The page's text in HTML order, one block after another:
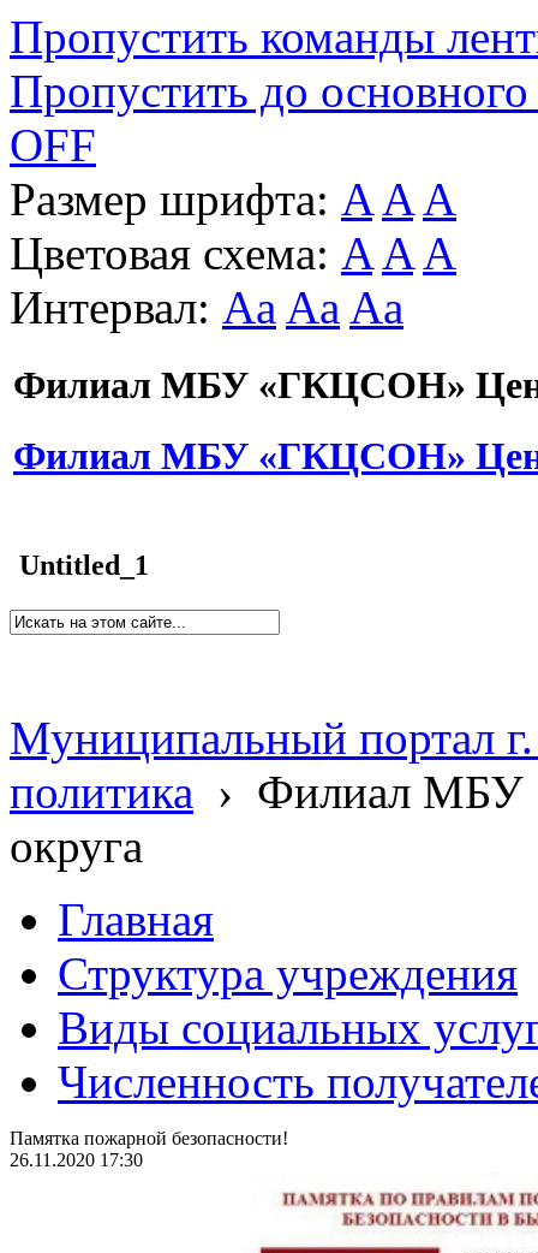
Пропустить команды
Пропустить до основного
OFF
Размер шрифта: A A A
Цветовая схема: A A A
Интервал: Aa Aa Aa
Филиал МБУ «ГКЦСОН»
Филиал МБУ «ГКЦСОН»
Untitled_1
Муниципальный портал
политика › Филиал МБУ
округа
Главная
Структура учреждения
Виды социальных
Численность
Памятка пожарной безопасности!
26.11.2020 17:30